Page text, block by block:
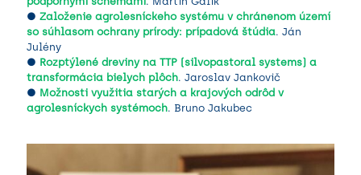
● Založenie agrolesníckeho systému v chránenom území
so súhlasom ochrany prírody: prípadová štúdia. Ján
Julény
● Rozptýlené dreviny na TTP (silvopastoral systems) a
transformácia bielych plôch. Jaroslav Jankovič
● Možnosti využitia starých a krajových odrôd v
agrolesníckych systémoch. Bruno Jakubec